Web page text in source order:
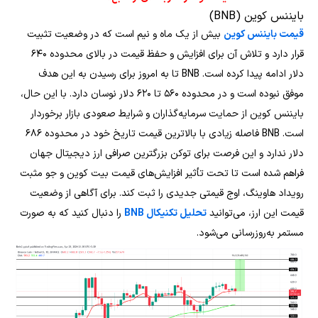
بایننس کوین (BNB)
قیمت بایننس کوین بیش از یک ماه و نیم است که در وضعیت تثبیت
قرار دارد و تلاش آن برای افزایش و حفظ قیمت در بالای محدوده ۶۴۰
دلار ادامه پیدا کرده است. BNB تا به امروز برای رسیدن به این هدف
موفق نبوده است و در محدوده ۵۶۰ تا ۶۲۰ دلار نوسان دارد. با این حال،
بایننس کوین از حمایت سرمایه‌گذاران و شرایط صعودی بازار برخوردار
است. BNB فاصله زیادی با بالاترین قیمت تاریخ خود در محدوده ۶۸۶
دلار ندارد و این فرصت برای توکن بزرگترین صرافی ارز دیجیتال جهان
فراهم شده است تا تحت تأثیر افزایش‌های قیمت بیت کوین و جو مثبت
رویداد هاوینگ، اوج قیمتی جدیدی را ثبت کند. برای آگاهی از وضعیت
قیمت این ارز، می‌توانیدتحلیل تکنیکال BNB
را دنبال کنید که به صورت
مستمر به‌روزرسانی می‌شود.